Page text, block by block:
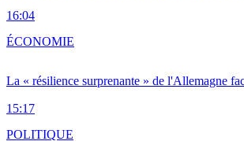
16:04
La « résilience surprenante » de l'Allemagne
15:17
ÉCONOMIE
POLITIQUE